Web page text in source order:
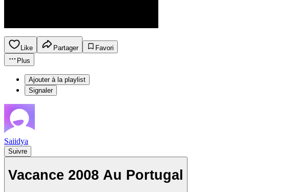
Like Partager
Favori
Plus
Ajouter à la playlist
Signaler
Saiidya
Suivre
Vacance 2008 Au Portugal